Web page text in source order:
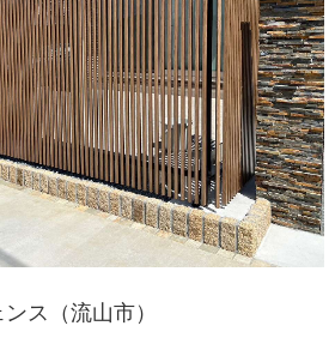
ス（流山市）